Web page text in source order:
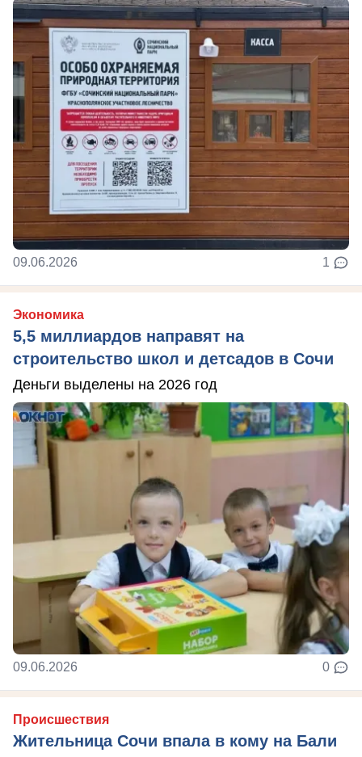
09.06.2026 1
Экономика
5,5 миллиардов направят на
строительство школ и детсадов в Сочи
Деньги выделены на 2026 год
09.06.2026 0
Происшествия
Жительница Сочи впала в кому на Бали